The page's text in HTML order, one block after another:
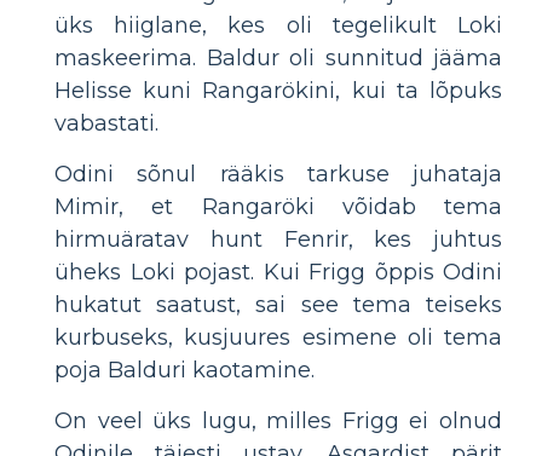
üks hiiglane, kes oli tegelikult Loki
maskeerima. Baldur oli sunnitud jääma
Helisse kuni Rangarökini, kui ta lõpuks
vabastati.
Odini sõnul rääkis tarkuse juhataja
Mimir, et Rangaröki võidab tema
hirmuäratav hunt Fenrir, kes juhtus
üheks Loki pojast. Kui Frigg õppis Odini
hukatut saatust, sai see tema teiseks
kurbuseks, kusjuures esimene oli tema
poja Balduri kaotamine.
On veel üks lugu, milles Frigg ei olnud